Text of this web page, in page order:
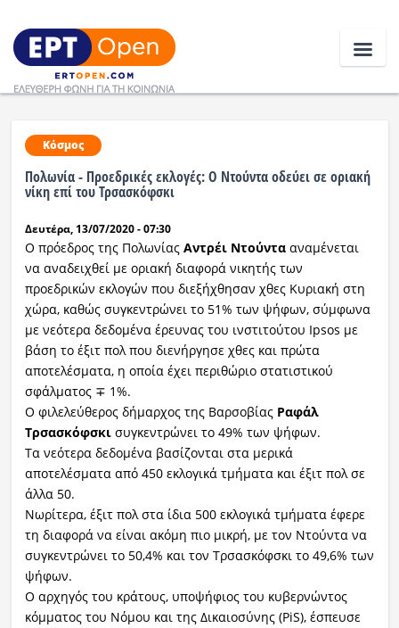
Ειδήσεις
Ελλάδα
Κοινωνία
Πολιτική
Οικονομία
Αθλητικά
Κόσμος
Ραδιόφωνο LIVE
Εκπομπές
Πολιτισμός
Κόσμος
Πολωνία - Προεδρικές εκλογές: Ο Ντούντα οδεύει σε οριακή
νίκη επί του Τρσασκόφσκι
Δευτέρα, 13/07/2020 - 07:30
Ο πρόεδρος της Πολωνίας Αντρέι Ντούντααναμένεται
να αναδειχθεί με οριακή διαφορά νικητής των
προεδρικών εκλογών που διεξήχθησαν χθες Κυριακή στη
χώρα, καθώς συγκεντρώνει το 51% των ψήφων, σύμφωνα
με νεότερα δεδομένα έρευνας του ινστιτούτου Ipsos με
βάση το έξιτ πολ που διενήργησε χθες και πρώτα
αποτελέσματα, η οποία έχει περιθώριο στατιστικού
σφάλματος ∓ 1%.
Ο φιλελεύθερος δήμαρχος της ΒαρσοβίαςΡαφάλ
Τρσασκόφσκισυγκεντρώνει το 49% των ψήφων.
Τα νεότερα δεδομένα βασίζονται στα μερικά
αποτελέσματα από 450 εκλογικά τμήματα και έξιτ πολ σε
άλλα 50.
Νωρίτερα, έξιτ πολ στα ίδια 500 εκλογικά τμήματα έφερε
τη διαφορά να είναι ακόμη πιο μικρή, με τον Ντούντα να
συγκεντρώνει το 50,4% και τον Τρσασκόφσκι το 49,6% των
ψήφων.
Ο αρχηγός του κράτους, υποψήφιος του κυβερνώντος
κόμματος του Νόμου και της Δικαιοσύνης (PiS), έσπευσε